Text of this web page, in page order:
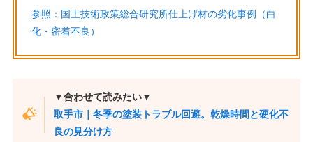
参照：国土技術政策総合研究所仕上げ材の劣化事例（白
化・密着不良）
▼合わせて読みたい▼
取手市｜冬季の塗装トラブル回避。乾燥時間と硬化不
良の見分け方